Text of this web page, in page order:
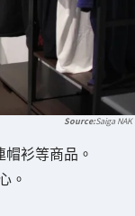
Saiga NAK
衫等商品。
。